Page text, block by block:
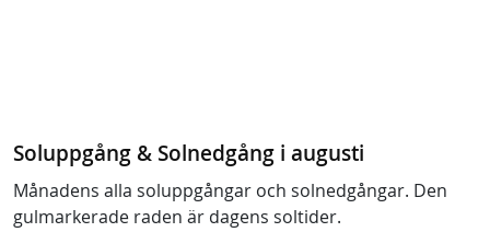
Soluppgång & Solnedgång i augusti
Månadens alla soluppgångar och solnedgångar. Den
gulmarkerade raden är dagens soltider.